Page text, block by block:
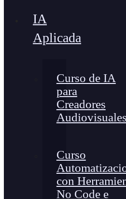
IA
Aplicada
Curso de IA
para
Creadores
Audiovisuales
Curso
con
No Code e